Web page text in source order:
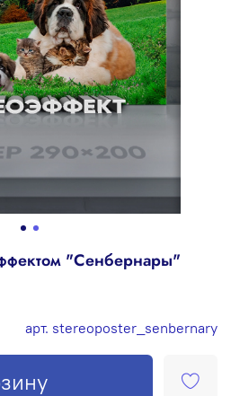
арт. stereoposter_senbernary
"Сенбернары"